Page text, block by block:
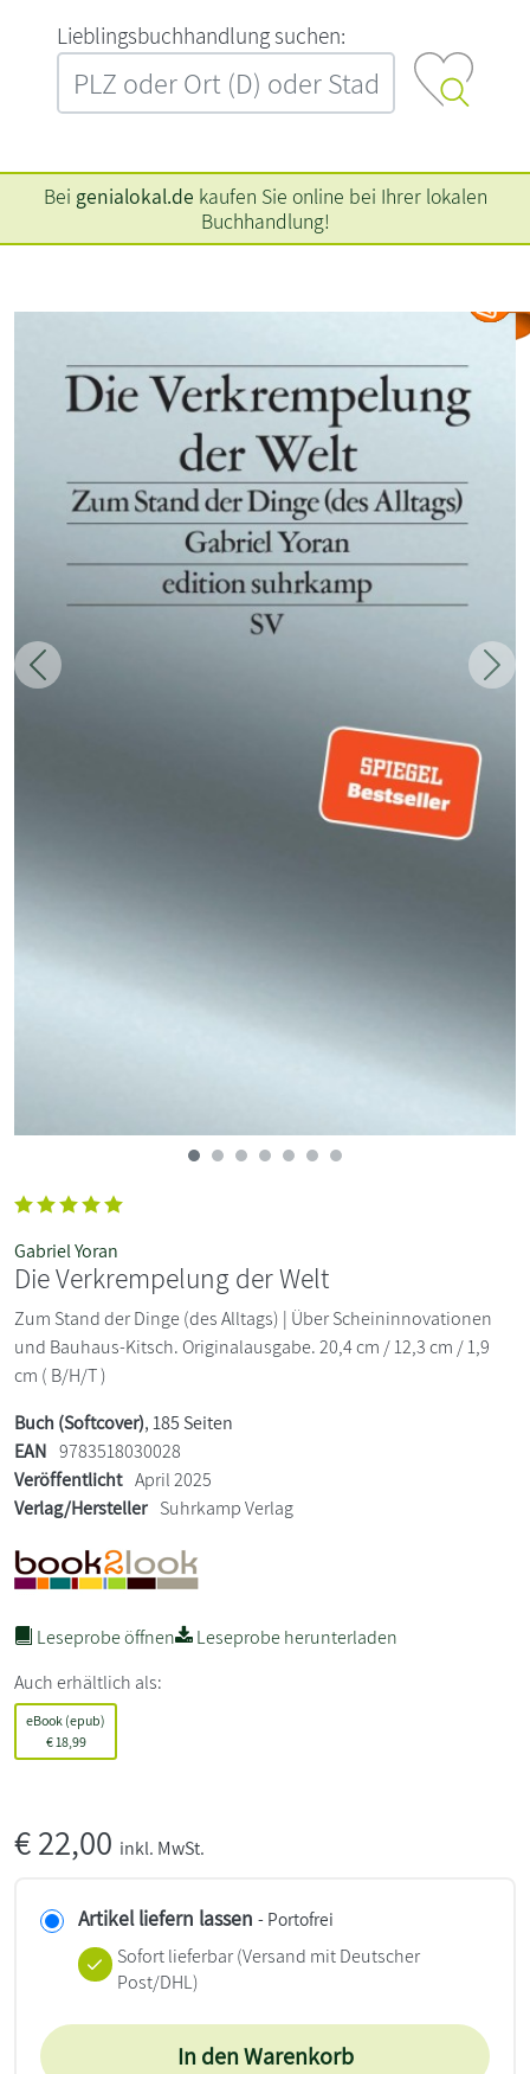
L‍i‍e‍b‍l‍i‍n‍g‍s‍b‍u‍c‍h‍h‍a‍n‍d‍l‍u‍n‍g‍ ‍s‍u‍c‍h‍e‍n‍:‍
Bei genialokal.de kaufen Sie online bei Ihrer lokalen
Buchhandlung!
Zurück
Gabriel Yoran
Die Verkrempelung der Welt
Zum Stand der Dinge (des Alltags) | Über Scheininnovationen
und Bauhaus-Kitsch. Originalausgabe. 20,4 cm / 12,3 cm / 1,9
cm ( B/H/T )
Buch (Softcover), 185 Seiten
EAN 9783518030028
Veröffentlicht April 2025
Verlag/Hersteller Suhrkamp Verlag
Leseprobe öffnen
Leseprobe herunterladen
Auch erhältlich als:
eBook (epub)
€18,99
€22,00 inkl. MwSt.
Artikel liefern lassen - Portofrei
Sofort lieferbar(Versand mit Deutscher
Post/DHL)
In den Warenkorb